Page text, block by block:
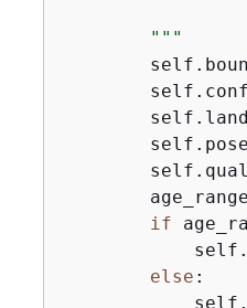
        """
if
else :